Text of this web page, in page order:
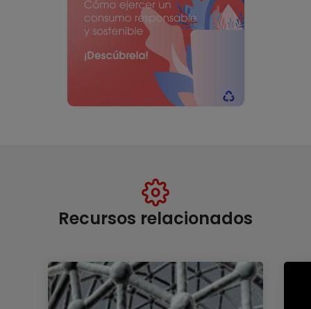
Recursos relacionados